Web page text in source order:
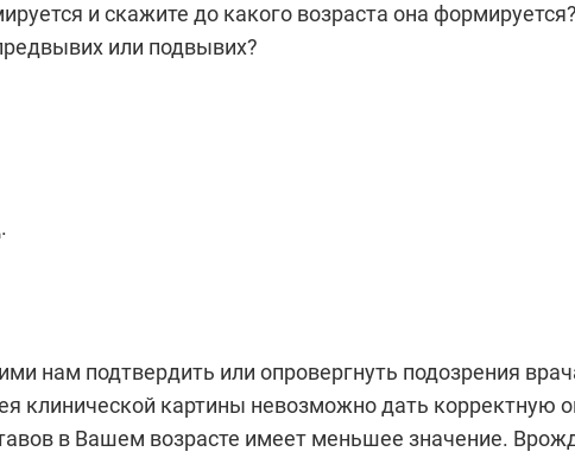
и скажите до какого возраста она формируется?
или подвывих?
нам подтвердить или опровергнуть подозрения
клинической картины невозможно дать корректную
в Вашем возрасте имеет меньшее значение.